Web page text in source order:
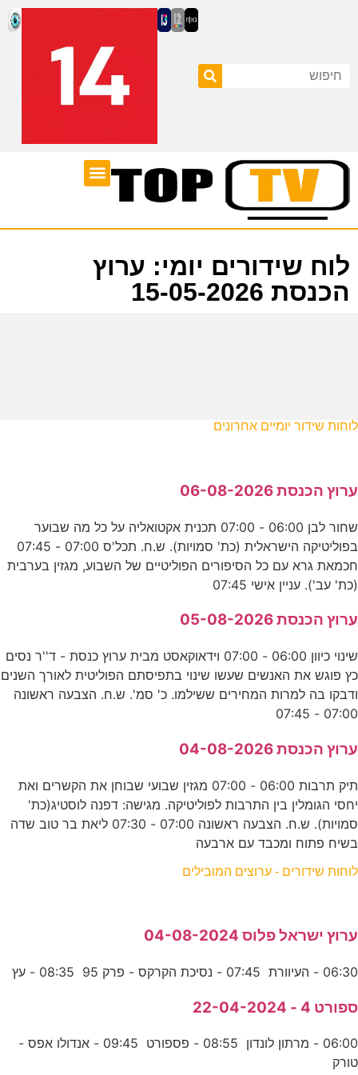
לוח שידורים יומי: ערוץ
הכנסת 15-05-2026
לוחות שידור יומיים אחרונים
ערוץ הכנסת 06-08-2026
שחור לבן 06:00 - 07:00 תכנית אקטואליה על כל מה שבוער
בפוליטיקה הישראלית (כת' סמויות). ש.ח. תכל'ס 07:00 - 07:45
חכמאת גרא עם כל הסיפורים הפוליטיים של השבוע, מגזין בערבית
(כת' עב'). עניין אישי 07:45
ערוץ הכנסת 05-08-2026
שינוי כיוון 06:00 - 07:00 וידאוקאסט מבית ערוץ כנסת - ד''ר נסים
כץ פוגש את האנשים שעשו שינוי בתפיסתם הפוליטית לאורך השנים
ודבקו בה למרות המחירים ששילמו. כ' סמ'. ש.ח. הצבעה ראשונה
07:00 - 07:45
ערוץ הכנסת 04-08-2026
תיק תרבות 06:00 - 07:00 מגזין שבועי שבוחן את הקשרים ואת
יחסי הגומלין בין התרבות לפוליטיקה. מגישה: דפנה לוסטיג(כת'
סמויות). ש.ח. הצבעה ראשונה 07:00 - 07:30 ליאת בר טוב שדה
בשיח פתוח ומכבד עם ארבעה
לוחות שידורים - ערוצים המובילים
ערוץ ישראל פלוס 04-08-2024
06:30 - העיוורת 07:45 - נסיכת הקרקס - פרק 95 08:35 - עץ
ספורט 4 - 22-04-2024
06:00 - מרתון לונדון 08:55 - פספורט 09:45 - אנדולו אפס -
טורק